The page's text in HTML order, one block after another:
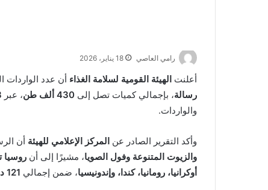
رامي العاصي 18 يناير، 2026
أعلنت الهيئة القومية لسلامة الغذاء أن عدد الواردات
رسالة، بإجمالي كميات تصل إلى 430 ألف طن ، عبر
والواردات.
وأكد التقرير الصادر عن المركز الإعلامي للهيئة أن
والزيوت المتنوعة وفول الصويا، مشيرًا إلى أن روسيا
أوكرانيا، رومانيا، كندا، وإندونيسيا، ضمن إجمالي 121 دولة